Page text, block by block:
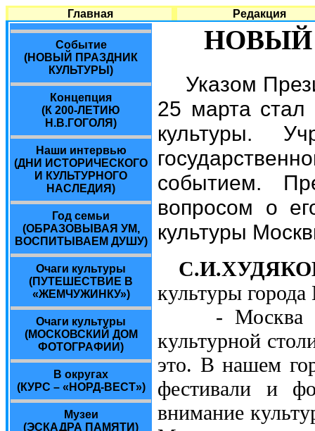
Главная Редакция
Cобытие
(НОВЫЙ ПРАЗДНИК
КУЛЬТУРЫ)
Концепция
(К 200-ЛЕТИЮ
Н.В.ГОГОЛЯ)
Наши интервью
(ДНИ ИСТОРИЧЕСКОГО
И КУЛЬТУРНОГО
НАСЛЕДИЯ)
Год семьи
(ОБРАЗОВЫВАЯ УМ,
ВОСПИТЫВАЕМ ДУШУ)
Очаги культуры
(ПУТЕШЕСТВИЕ В
«ЖЕМЧУЖИНКУ»)
Очаги культуры
(МОСКОВСКИЙ ДОМ
ФОТОГРАФИИ)
В округах
(КУРС – «НОРД-ВЕСТ»)
Музеи
(ЭСКАДРА ПАМЯТИ)
НОВЫЙ
Указом
25 марта стал
культуры.
событием.
вопросом о
культуры
культуры
- Москва -
культурной
это. В нашем
фестивали и
внимание